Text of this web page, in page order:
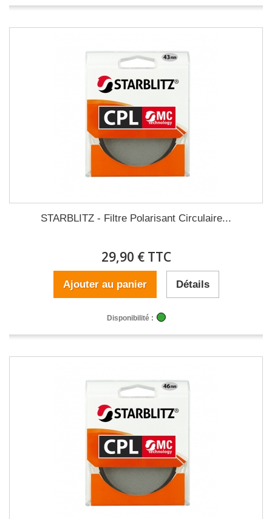
STARBLITZ - Filtre Polarisant Circulaire...
29,90 € TTC
Ajouter au panier Détails
Disponibilité :